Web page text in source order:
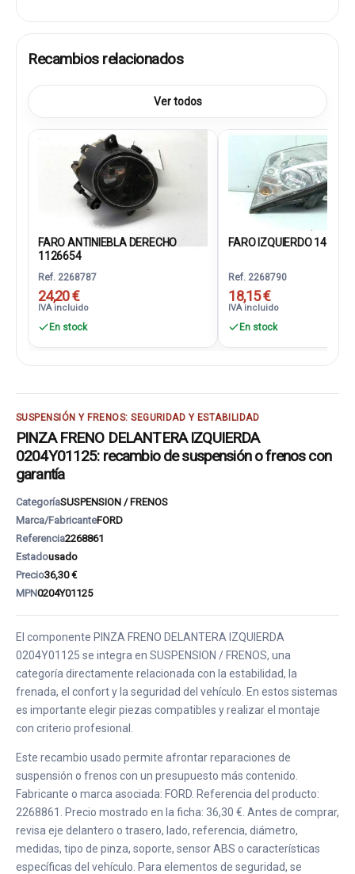
Recambios relacionados
Ver todos
FARO ANTINIEBLA DERECHO
1126654
Ref. 2268787
24,20 €
IVA incluido
En stock
FARO IZQUIERDO
Ref. 2268790
18,15 €
IVA incluido
En stock
SUSPENSIÓN Y FRENOS: SEGURIDAD Y ESTABILIDAD
PINZA FRENO DELANTERA IZQUIERDA
0204Y01125: recambio de suspensión o frenos con
garantía
CategoríaSUSPENSION / FRENOS
Marca/FabricanteFORD
Referencia2268861
Estadousado
Precio36,30 €
MPN0204Y01125
El componente PINZA FRENO DELANTERA IZQUIERDA
0204Y01125 se integra en SUSPENSION / FRENOS, una
categoría directamente relacionada con la estabilidad, la
frenada, el confort y la seguridad del vehículo. En estos sistemas
es importante elegir piezas compatibles y realizar el montaje
con criterio profesional.
Este recambio usado permite afrontar reparaciones de
suspensión o frenos con un presupuesto más contenido.
Fabricante o marca asociada: FORD. Referencia del producto:
2268861. Precio mostrado en la ficha: 36,30 €. Antes de comprar,
revisa eje delantero o trasero, lado, referencia, diámetro,
medidas, tipo de pinza, soporte, sensor ABS o características
específicas del vehículo. Para elementos de seguridad, se